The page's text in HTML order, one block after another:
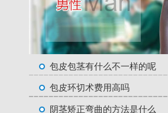
包皮包茎有什么不一样的呢
包皮环切术费用高吗
阴茎矫正弯曲的方法是什么